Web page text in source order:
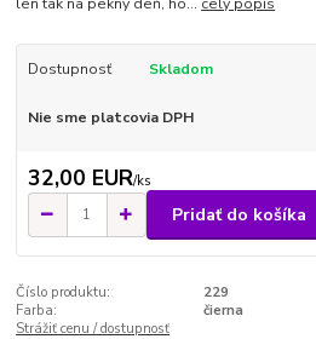
Dostupnosť Skladom
Nie sme platcovia DPH
32,00 EUR/ks
Pridať do košíka
Číslo produktu:
229
Farba:
čierna
Strážiť cenu / dostupnosť